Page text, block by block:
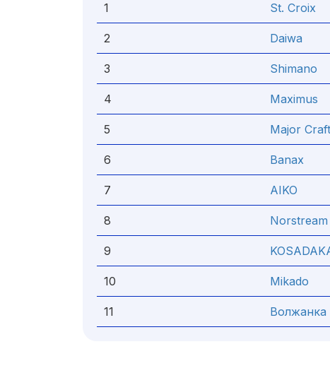
1 St. Croix
2 Daiwa
3 Shimano
4 Maximus
5 Major Craft
6 Banax
7 AIKO
8 Norstream
9
10 Mikado
11 Волжанка